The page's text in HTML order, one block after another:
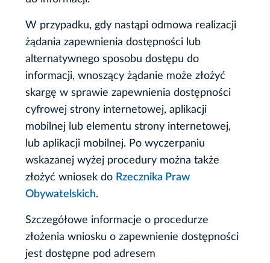
W przypadku, gdy nastąpi odmowa realizacji
żądania zapewnienia dostępności lub
alternatywnego sposobu dostępu do
informacji, wnoszący żądanie może złożyć
skargę w sprawie zapewnienia dostępności
cyfrowej strony internetowej, aplikacji
mobilnej lub elementu strony internetowej,
lub aplikacji mobilnej. Po wyczerpaniu
wskazanej wyżej procedury można także
złożyć wniosek do Rzecznika Praw
Obywatelskich.
Szczegółowe informacje o procedurze
złożenia wniosku o zapewnienie dostępności
jest dostępne pod adresem